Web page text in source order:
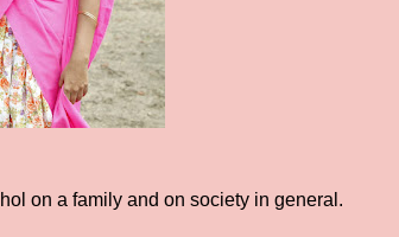
on a family and on society in general.